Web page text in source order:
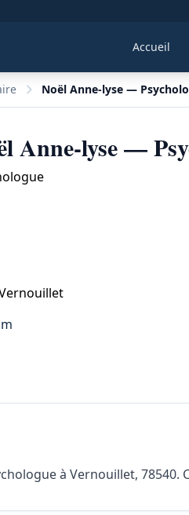
Accueil
Noël Anne-lyse —
Anne-lyse —
à Vernouillet,